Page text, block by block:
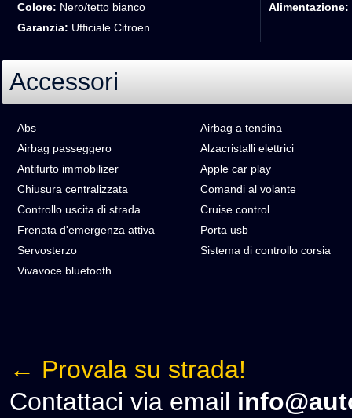
Colore: Nero/tetto bianco Alimentazione:
Garanzia: Ufficiale Citroen
Accessori
Abs
Airbag a tendina
Airbag passeggero
Alzacristalli elettrici
Antifurto immobilizer
Apple car play
Chiusura centralizzata
Comandi al volante
Controllo uscita di strada
Cruise control
Frenata d'emergenza attiva
Porta usb
Servosterzo
Sistema di controllo corsia
Vivavoce bluetooth
← Provala su strada!
Contattaci via email